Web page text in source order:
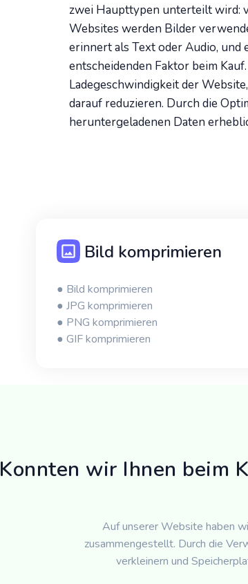
zwei Haupttypen unterteilt wird:
Websites werden Bilder
erinnert als Text oder Audio,
entscheidenden Faktor beim
Ladegeschwindigkeit der
darauf reduzieren. Durch die
heruntergeladenen Daten
Bild komprimieren
● Bild komprimieren
● JPG komprimieren
● PNG komprimieren
● GIF komprimieren
Konnten wir Ihnen beim
Auf unserer Website haben
zusammengestellt. Durch die
verkleinern und